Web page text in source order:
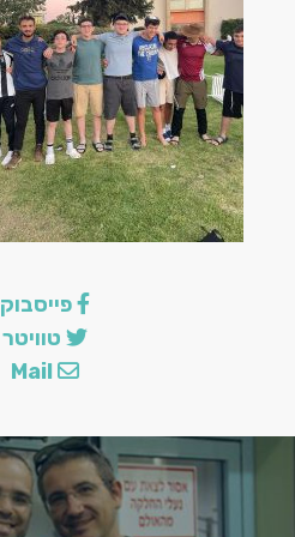
פייסבוק
טוויטר
Mail